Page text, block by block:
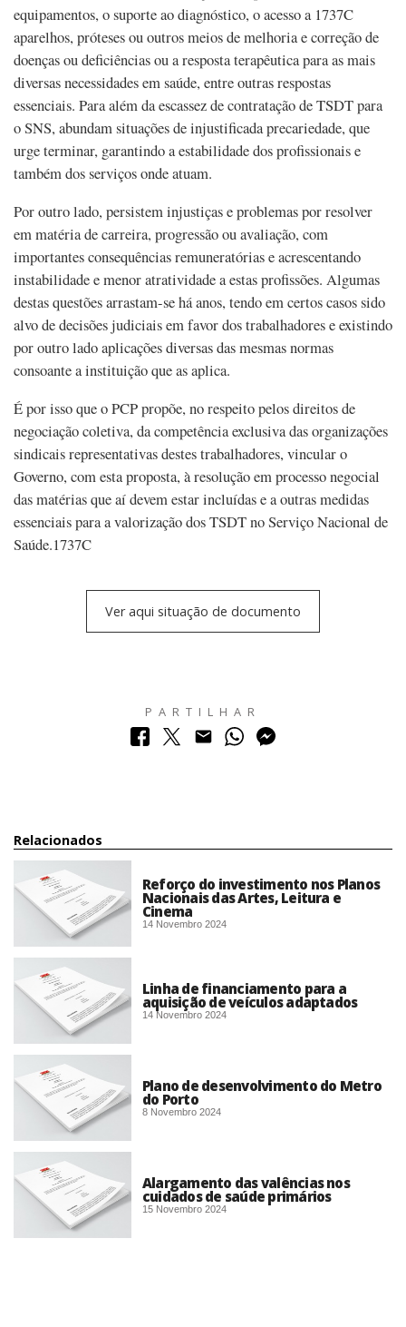
equipamentos, o suporte ao diagnóstico, o acesso a 1737C
aparelhos, próteses ou outros meios de melhoria e correção de
doenças ou deficiências ou a resposta terapêutica para as mais
diversas necessidades em saúde, entre outras respostas
essenciais. Para além da escassez de contratação de TSDT para
o SNS, abundam situações de injustificada precariedade, que
urge terminar, garantindo a estabilidade dos profissionais e
também dos serviços onde atuam.
Por outro lado, persistem injustiças e problemas por resolver
em matéria de carreira, progressão ou avaliação, com
importantes consequências remuneratórias e acrescentando
instabilidade e menor atratividade a estas profissões. Algumas
destas questões arrastam-se há anos, tendo em certos casos sido
alvo de decisões judiciais em favor dos trabalhadores e existindo
por outro lado aplicações diversas das mesmas normas
consoante a instituição que as aplica.
É por isso que o PCP propõe, no respeito pelos direitos de
negociação coletiva, da competência exclusiva das organizações
sindicais representativas destes trabalhadores, vincular o
Governo, com esta proposta, à resolução em processo negocial
das matérias que aí devem estar incluídas e a outras medidas
essenciais para a valorização dos TSDT no Serviço Nacional de
Saúde.1737C
Ver aqui situação de documento
PARTILHAR
Relacionados
Reforço do investimento nos Planos
Nacionais das Artes, Leitura e
Cinema
14 Novembro 2024
Linha de financiamento para a
aquisição de veículos adaptados
14 Novembro 2024
Plano de desenvolvimento do Metro
do Porto
8 Novembro 2024
Alargamento das valências nos
cuidados de saúde primários
15 Novembro 2024